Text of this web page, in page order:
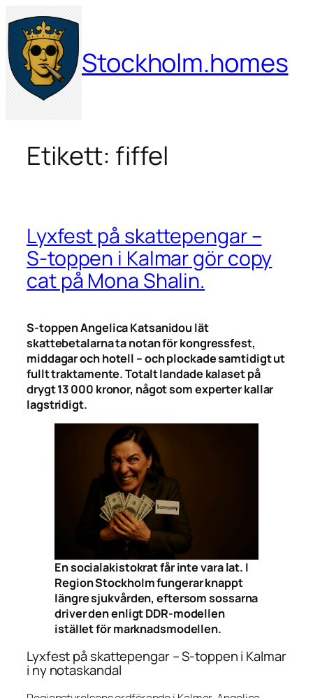
Hoppa
till
innehåll
Stockholm.homes
Etikett: fiffel
Lyxfest på skattepengar –
S-toppen i Kalmar gör copy
cat på Mona Shalin.
S-toppen Angelica Katsanidou lät
skattebetalarna ta notan för kongressfest,
middagar och hotell – och plockade samtidigt ut
fullt traktamente. Totalt landade kalaset på
drygt 13 000 kronor, något som experter kallar
lagstridigt.
En socialakistokrat får inte vara lat. I
Region Stockholm fungerar knappt
längre sjukvården, eftersom sossarna
driver den enligt DDR-modellen
istället för marknadsmodellen.
Lyxfest på skattepengar – S-toppen i Kalmar
i ny notaskandal